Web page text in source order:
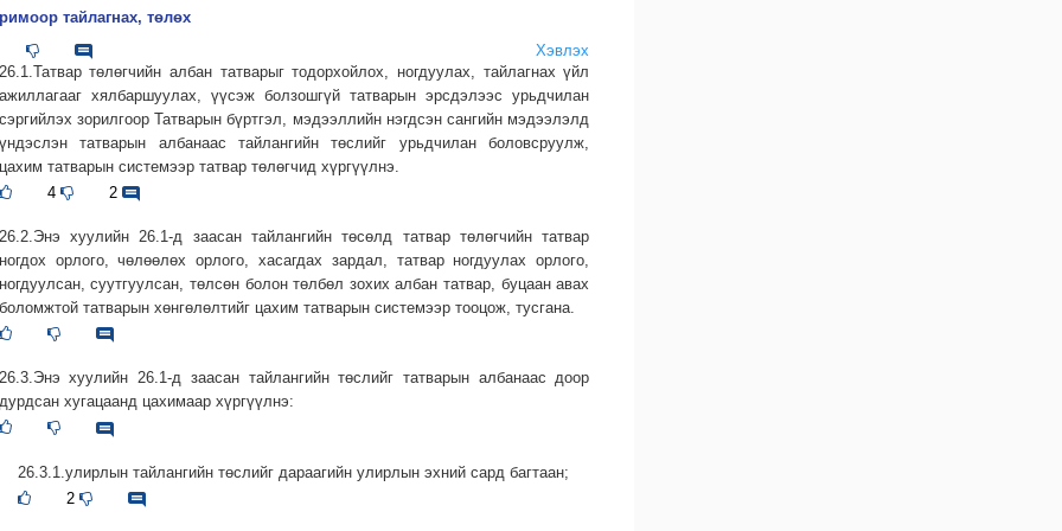
тайлагнах, төлөх
Хэвлэх
төлөгчийн албан татварыг тодорхойлох, ногдуулах, тайлагнах үйл
хялбаршуулах, үүсэж болзошгүй татварын эрсдэлээс урьдчилан
зорилгоор Татварын бүртгэл, мэдээллийн нэгдсэн сангийн мэдээлэлд
татварын албанаас тайлангийн төслийг урьдчилан боловсруулж,
татварын системээр татвар төлөгчид хүргүүлнэ.
4
2
хуулийн 26.1-д заасан тайлангийн төсөлд татвар төлөгчийн татвар
орлого, чөлөөлөх орлого, хасагдах зардал, татвар ногдуулах орлого,
суутгуулсан, төлсөн болон төлбөл зохих албан татвар, буцаан авах
татварын хөнгөлөлтийг цахим татварын системээр тооцож, тусгана.
хуулийн 26.1-д заасан тайлангийн төслийг татварын албанаас доор
хугацаанд цахимаар хүргүүлнэ:
26.3.1.улирлын тайлангийн төслийг дараагийн улирлын эхний сард багтаан;
2